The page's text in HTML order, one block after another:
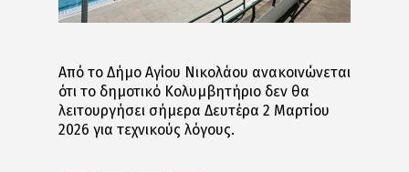
Από το Δήμο Αγίου Νικολάου ανακοινώνεται
ότι το δημοτικό Κολυμβητήριο δεν θα
λειτουργήσει σήμερα Δευτέρα 2 Μαρτίου
2026 για τεχνικούς λόγους.